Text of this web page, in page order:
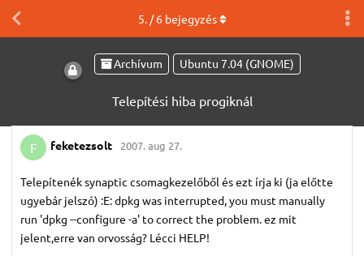
Archívum Ubuntu 7.04 (GNOME)
Telepítési hiba progiknál
5. /6bejegyzés
F feketezsolt 2007. aug 27.
Telepítenék synaptic csomagkezelőből és ezt írja ki (ja előtte
ugyebár jelszó) :E: dpkg was interrupted, you must manually
run 'dpkg --configure -a' to correct the problem. ez mit
jelent,erre van orvosság? Lécci HELP!